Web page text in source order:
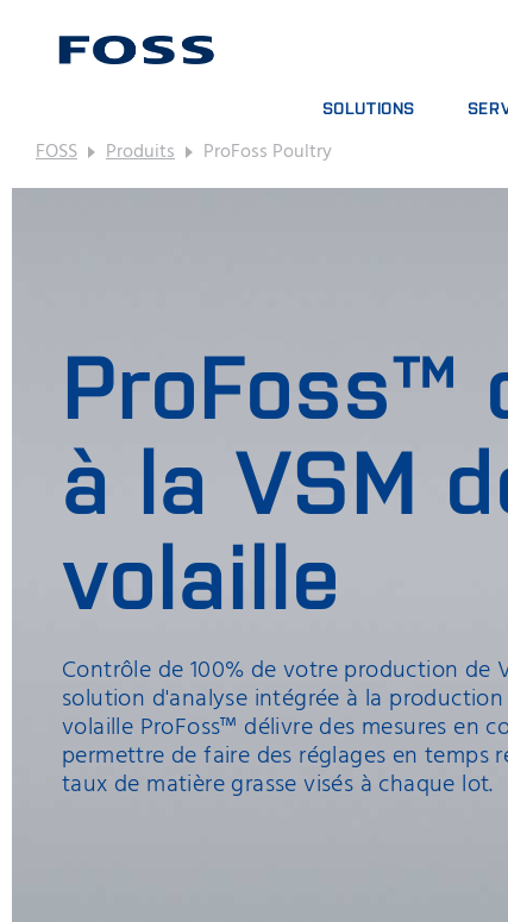
SOLUTIONS
TROUVER UN PRODUIT
PARCOURIR LES SECTEURS
FOSS Produits ProFoss Poultry
ProFoss™
à la VSM
volaille
Contrôle de 100% de votre production de
solution d'analyse intégrée à la
volaille ProFoss™ délivre des mesures en
permettre de faire des réglages en temps
taux de matière grasse visés à chaque lot.